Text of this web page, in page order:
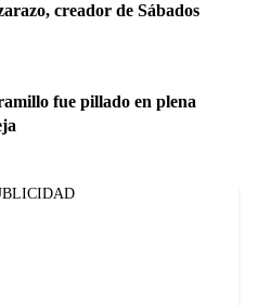
creador de Sábados
fue pillado en plena